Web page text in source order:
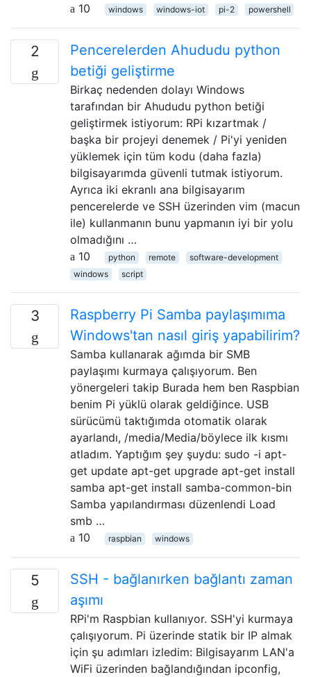
10
windows windows-iot pi-2 powershell
2
Pencerelerden Ahududu python
betiği geliştirme
Birkaç nedenden dolayı Windows
tarafından bir Ahududu python betiği
geliştirmek istiyorum: RPi kızartmak /
başka bir projeyi denemek / Pi'yi yeniden
yüklemek için tüm kodu (daha fazla)
bilgisayarımda güvenli tutmak istiyorum.
Ayrıca iki ekranlı ana bilgisayarım
pencerelerde ve SSH üzerinden vim (macun
ile) kullanmanın bunu yapmanın iyi bir yolu
olmadığını …
10
python remote
software-development
windows
script
3
Raspberry Pi Samba paylaşımıma
Windows'tan nasıl giriş yapabilirim?
Samba kullanarak ağımda bir SMB
paylaşımı kurmaya çalışıyorum. Ben
yönergeleri takip Burada hem ben Raspbian
benim Pi yüklü olarak geldiğince. USB
sürücümü taktığımda otomatik olarak
ayarlandı, /media/Media/böylece ilk kısmı
atladım. Yaptığım şey şuydu: sudo -i apt-
get update apt-get upgrade apt-get install
samba apt-get install samba-common-bin
Samba yapılandırması düzenlendi Load
smb …
10
raspbian windows
5
SSH - bağlanırken bağlantı zaman
aşımı
RPi'm Raspbian kullanıyor. SSH'yi kurmaya
çalışıyorum. Pi üzerinde statik bir IP almak
için şu adımları izledim: Bilgisayarım LAN'a
WiFi üzerinden bağlandığından ipconfig,